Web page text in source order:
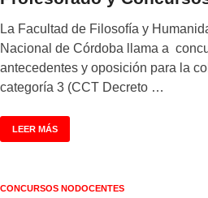
La Facultad de Filosofía y
Nacional de Córdoba llama a
antecedentes y oposición para la
categoría 3 (CCT Decreto …
LEER MÁS
CONCURSOS NODOCENTES